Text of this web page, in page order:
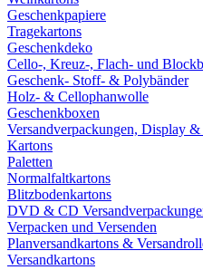
Geschenkpapiere
Tragekartons
Geschenkdeko
Cello-, Kreuz-, Flach- und
Geschenk- Stoff- & Polybänder
Holz- & Cellophanwolle
Geschenkboxen
Versandverpackungen, Display
Kartons
Paletten
Normalfaltkartons
Blitzbodenkartons
DVD & CD
Verpacken und Versenden
Planversandkartons &
Versandkartons